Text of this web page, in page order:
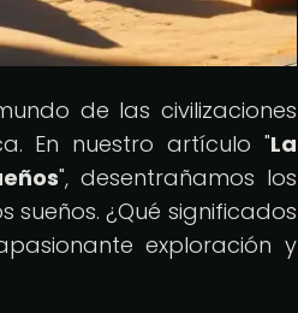
de las civilizaciones
En nuestro artículo "La
", desentrañamos los
¿Qué significados
exploración y